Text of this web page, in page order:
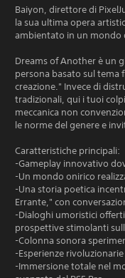
Baiyon, direttore di
la sua ultima opera
ambientato in un mondo
Dreams of Another è un
persona basato sul tema
creazione." Invece di
tradizionali, qui i tuoi
meccanica non
le norme del genere e
Caratteristiche principali:
-Gameplay innovativo
-Un mondo onirico
-Una storia poetica
Errante," con
-Dialoghi umoristici
prospettive stimolanti
-Colonna sonora
-Esperienze
-Immersione totale nel